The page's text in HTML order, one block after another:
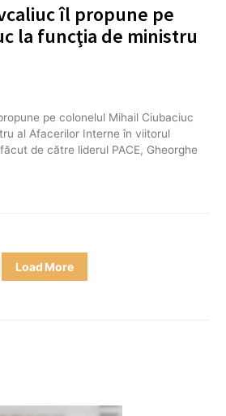
îl propune pe
la funcţia de ministru
pe colonelul Mihail Ciubaciuc
al Afacerilor Interne în viitorul
de către liderul PACE, Gheorghe
Load More